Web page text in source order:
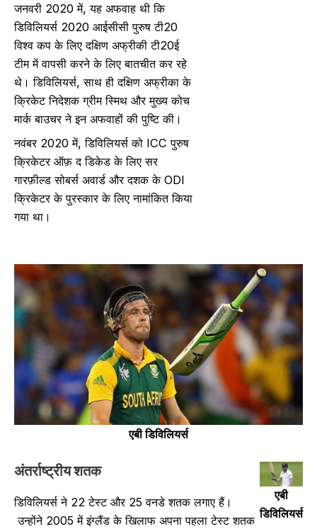
जनवरी 2020 में, यह अफवाह थी कि
डिविलियर्स 2020 आईसीसी पुरुष टी20
विश्व कप के लिए दक्षिण अफ्रीकी टी20ई
टीम में वापसी करने के लिए बातचीत कर रहे
थे। डिविलियर्स, साथ ही दक्षिण अफ्रीका के
क्रिकेट निदेशक ग्रीम स्मिथ और मुख्य कोच
मार्क बाउचर ने इन अफवाहों की पुष्टि की।
नवंबर 2020 में, डिविलियर्स को ICC पुरुष
क्रिकेटर ऑफ़ द डिकेड के लिए सर
गारफ़ील्ड सोबर्स अवार्ड और दशक के ODI
क्रिकेटर के पुरस्कार के लिए नामांकित किया
गया था।
एबी डिविलियर्स
अंतर्राष्ट्रीय शतक
डिविलियर्स ने 22 टेस्ट और 25 वनडे शतक लगाए हैं।
उन्होंने 2005 में इंग्लैंड के खिलाफ अपना पहला टेस्ट शतक
एबी
डिविलियर्स